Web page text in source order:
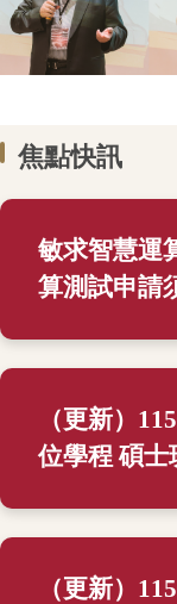
焦點快訊
敏求智慧運
算測試申請
（更新）
位學程 碩士
（更新）